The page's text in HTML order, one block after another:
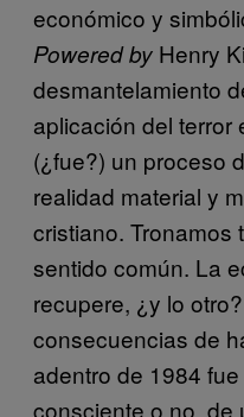
económico y
Powered by Henry
desmantelamiento
aplicación del terror
(¿fue?) un proceso
realidad material y
cristiano. Tronamos
sentido común. La
recupere, ¿y lo
consecuencias de
adentro de 1984
consciente o no, de